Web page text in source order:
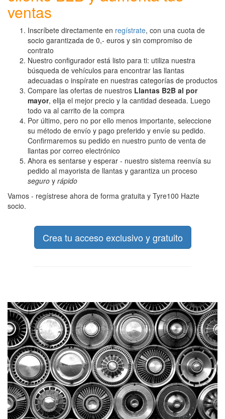
ventas
Inscríbete directamente en regístrate, con una cuota de
socio garantizada de 0,- euros y sin compromiso de
contrato
Nuestro configurador está listo para ti: utiliza nuestra
búsqueda de vehículos para encontrar las llantas
adecuadas o inspírate en nuestras categorías de productos
Compare las ofertas de nuestros Llantas B2B al por
mayor, elija el mejor precio y la cantidad deseada. Luego
todo va al carrito de la compra
Por último, pero no por ello menos importante, seleccione
su método de envío y pago preferido y envíe su pedido.
Confirmaremos su pedido en nuestro punto de venta de
llantas por correo electrónico
Ahora es sentarse y esperar - nuestro sistema reenvía su
pedido al mayorista de llantas y garantiza un proceso
seguro y rápido
Vamos - regístrese ahora de forma gratuita y Tyre100 Hazte
socio.
Crea tu acceso exclusivo y gratuito